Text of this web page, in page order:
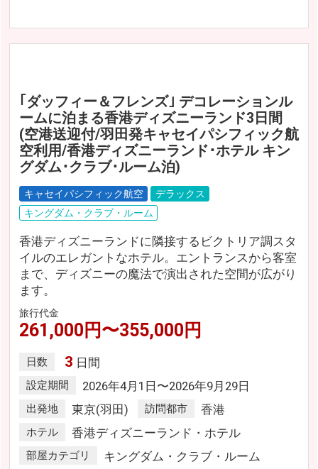
｢ダッフィー＆フレンズ｣ デコレーションル
ームに泊まる香港ディズニーランド3日間
(空港送迎付/羽田発キャセイパシフィック航
空利用/香港ディズニーランド･ホテル キン
グダム･クラブ･ルーム泊)
キャセイパシフィック航空
デラックス
キングダム・クラブ・ルーム
香港ディズニーランドに隣接するビクトリア調スタ
イルのエレガントなホテル。エントランスから客室
まで、ディズニーの魔法で演出された空間が広がり
ます。
旅行代金
261,000円〜355,000円
日数 3 日間
設定期間 2026年4月1日〜2026年9月29日
出発地 東京(羽田) 訪問都市 香港
ホテル 香港ディズニーランド・ホテル
部屋カテゴリ キングダム・クラブ・ルーム